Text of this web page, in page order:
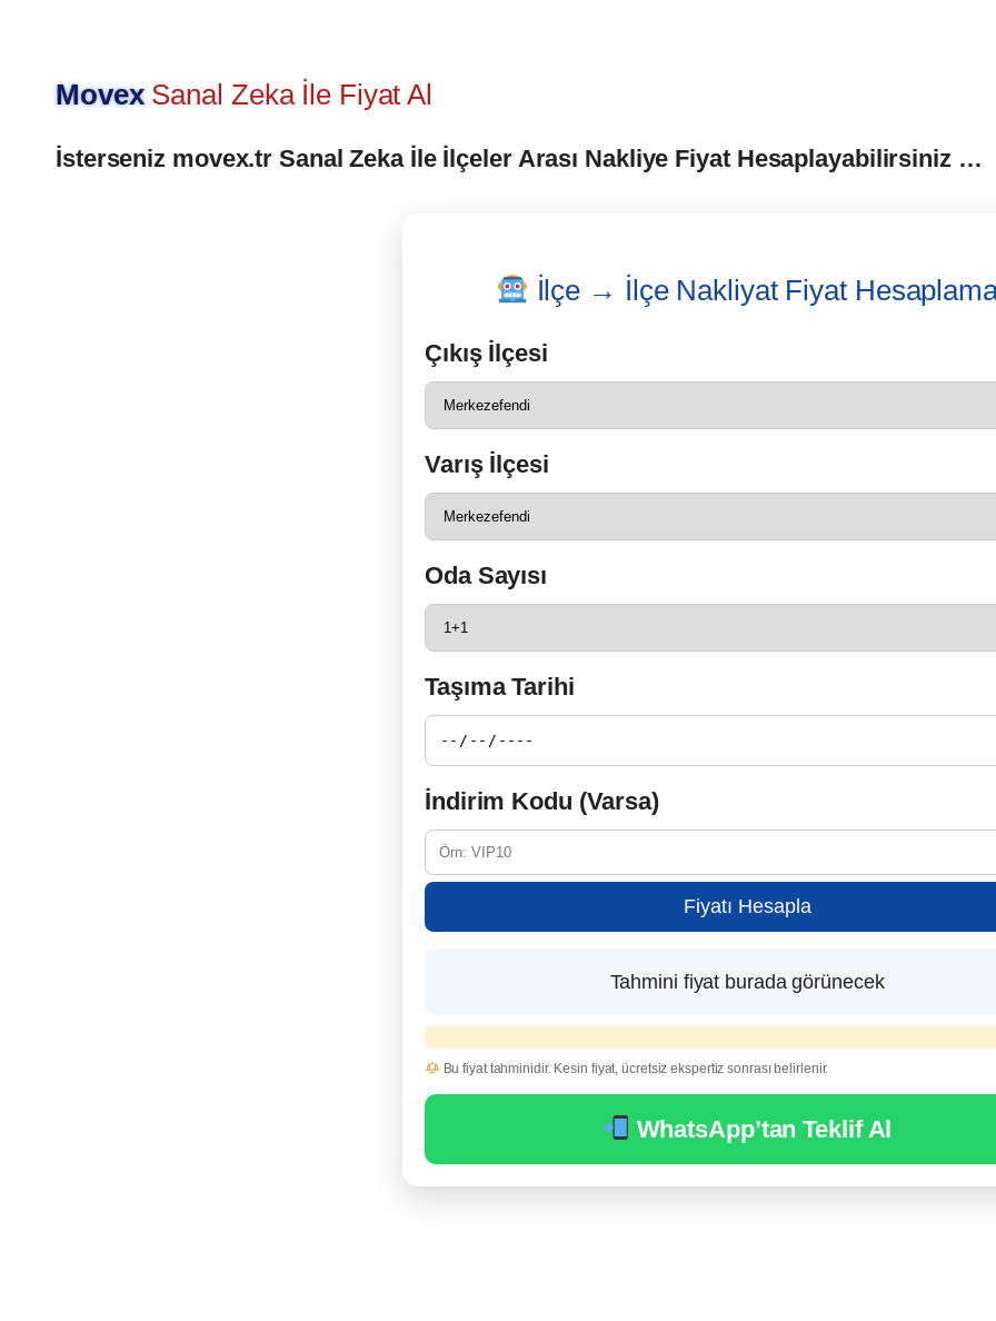
MovexSanal Zeka İle Fiyat Al
İsterseniz movex.tr Sanal Zeka İle İlçeler Arası Nakliye Fiyat Hesaplayabilirsiniz …
İlçe → İlçe Nakliyat Fiyat
Çıkış İlçesi
Varış İlçesi
Oda Sayısı
Taşıma Tarihi
İndirim Kodu (Varsa)
Fiyatı Hesapla
Tahmini fiyat burada görünecek
Bu fiyat tahminidir. Kesin fiyat, ücretsiz ekspertiz sonrası belirlenir.
WhatsApp’tan Teklif Al